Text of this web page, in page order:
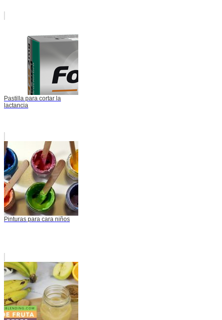
Pastilla para cortar la
lactancia
Pinturas para cara niños